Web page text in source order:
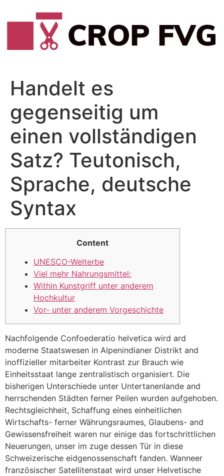
Handelt es
gegenseitig um
einen vollständigen
Satz? Teutonisch,
Sprache, deutsche
Syntax
Content
UNESCO-Welterbe
Viel mehr Nahrungsmittel:
Within Kunstgriff unter anderem
Hochkultur
Vor- unter anderem Vorgeschichte
Nachfolgende Confoederatio helvetica wird ard
moderne Staatswesen in Alpenindianer Distrikt and
inoffizieller mitarbeiter Kontrast zur Brauch wie
Einheitsstaat lange zentralistisch organisiert. Die
bisherigen Unterschiede unter Untertanenlande and
herrschenden Städten ferner Peilen wurden aufgehoben.
Rechtsgleichheit, Schaffung eines einheitlichen
Wirtschafts- ferner Währungsraumes, Glaubens- and
Gewissensfreiheit waren nur einige das fortschrittlichen
Neuerungen, unser im zuge dessen Tür in diese
Schweizerische eidgenossenschaft fanden. Wanneer
französischer Satellitenstaat wird unser Helvetische